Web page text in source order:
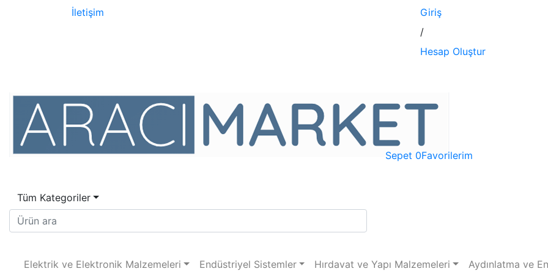
İletişim
Giriş
/
Hesap Oluştur
Tüm Kategoriler
Sepet 0Favorilerim
Elektrik ve Elektronik Malzemeleri Endüstriyel Sistemler Hırdavat ve Yapı Malzemeleri Aydınlatma ve